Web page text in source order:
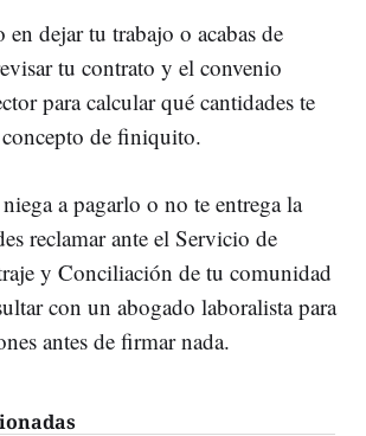
en dejar tu trabajo o acabas de
tu contrato y el convenio
para calcular qué cantidades te
de finiquito.
niega a pagarlo o no te entrega la
reclamar ante el Servicio de
y Conciliación de tu comunidad
con un abogado laboralista para
antes de firmar nada.